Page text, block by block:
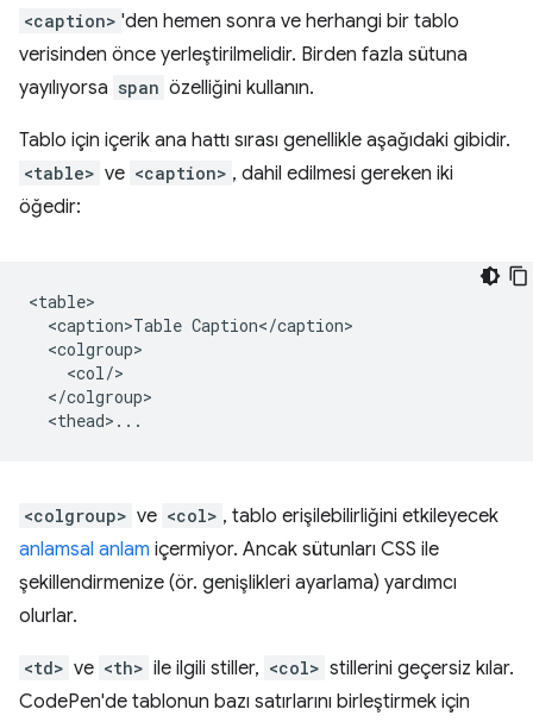
<caption> 'den hemen sonra ve herhangi bir tablo
verisinden önce yerleştirilmelidir. Birden fazla sütuna
yayılıyorsa span özelliğini kullanın.
Tablo için içerik ana hattı sırası genellikle aşağıdaki gibidir.
<table> ve <caption> , dahil edilmesi gereken iki
öğedir:
<table>
  <caption>Table Caption</caption>
  <colgroup>
    <col/>
  </colgroup>
<colgroup> ve <col> , tablo erişilebilirliğini etkileyecek
anlamsal anlam içermiyor. Ancak sütunları CSS ile
şekillendirmenize (ör. genişlikleri ayarlama) yardımcı
olurlar.
<td> ve <th> ile ilgili stiller, <col> stillerini geçersiz kılar.
CodePen'de tablonun bazı satırlarını birleştirmek için